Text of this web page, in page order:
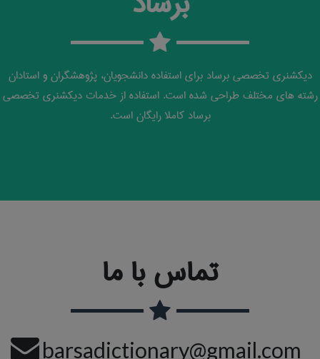
دیکشنری تخصصی برساد برای استفاده دانشجویان، پژوهشگران و استادان
رشته های مختلف طراحی شده است. استفاده از خدمات دیکشنری تخصصی
برساد کاملا رایگان است.
تماس با ما
barsadictionary@gmail.com